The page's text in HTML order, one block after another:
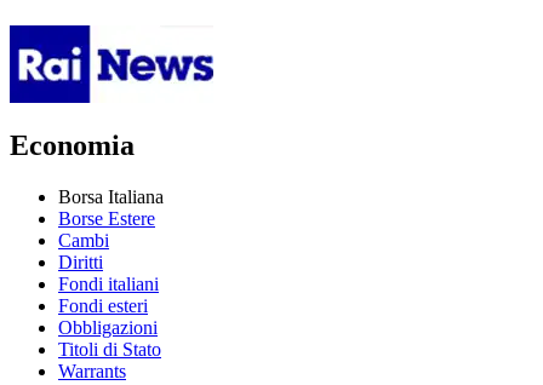
Economia
Borsa Italiana
Borse Estere
Cambi
Diritti
Fondi italiani
Fondi esteri
Obbligazioni
Titoli di Stato
Warrants